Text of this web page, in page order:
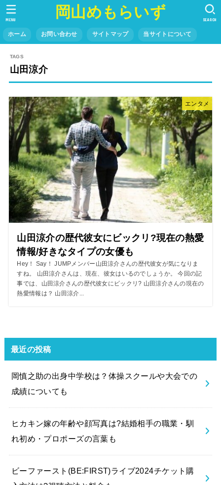
岡山めもらいず
ホーム お問い合わせ サイトマップ 当サイトについて
SEARCH
MENU
山田涼介
エンタメ
山田涼介の歴代彼女にビックリ?現在の熱愛
情報/好きなタイプの女優も
Hey！ Say！ JUMPメンバー山田涼介さんの歴代彼女が気になりま
すね。 山田涼介さんは、現在、彼女はいるのでしょうか。 今回の記
事では、山田涼介さんの歴代彼女にビックリ? 山田涼介さんの現在の
熱愛情報は？ 山田涼介...
最近の投稿
岡慎之助の出身中学校は？体操スクールや大会での
成績についても
ヒカキン嫁の年齢や顔写真は?結婚相手の職業・馴
れ初め・プロポーズの言葉も
ビーファースト(BE:FIRST)ライブ2024チケット購